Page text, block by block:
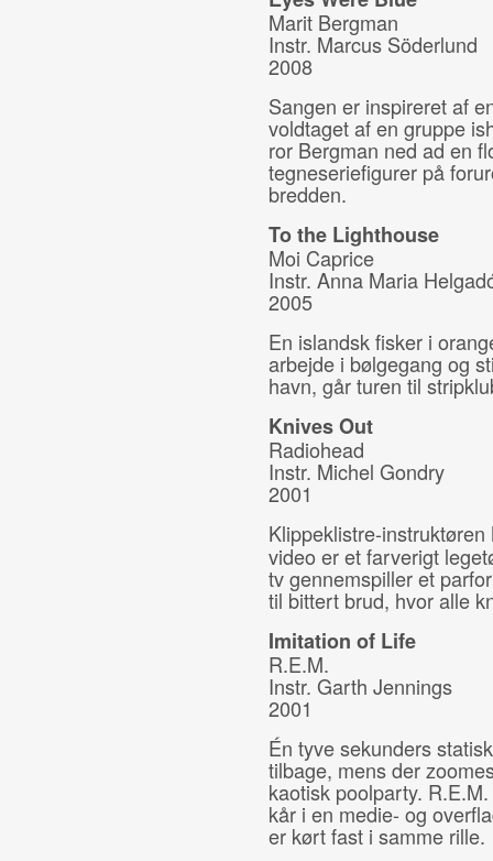
Marit Bergman
Instr. Marcus Söderlund
2008
Sangen er inspireret af
voldtaget af en gruppe
ror Bergman ned ad en
tegneseriefigurer på
bredden.
To the Lighthouse
Moi Caprice
Instr. Anna Maria
2005
En islandsk fisker i
arbejde i bølgegang og
havn, går turen til
Knives Out
Radiohead
Instr. Michel Gondry
2001
Klippeklistre-
video er et farverigt
tv gennemspiller et
til bittert brud, hvor alle
Imitation of Life
R.E.M.
Instr. Garth Jennings
2001
Én tyve sekunders
tilbage, mens der
kaotisk poolparty.
kår i en medie- og
er kørt fast i samme rille.